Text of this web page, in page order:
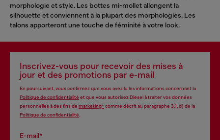
morphologie et style. Les bottes mi-mollet allongent la
silhouette et conviennent à la plupart des morphologies. Les
talons apporteront une touche de féminité à votre look.
Inscrivez-vous pour recevoir des mises à
jour et des promotions par e-mail
En poursuivant, vous confirmez que vous avez lu les informations concernant la
Politique de confidentialité et que vous autorisez Diesel à traiter vos données
personnelles à des fins de marketing*comme décrit au paragraphe 3.1, d) de la
Politique de confidentialité
E-mail*